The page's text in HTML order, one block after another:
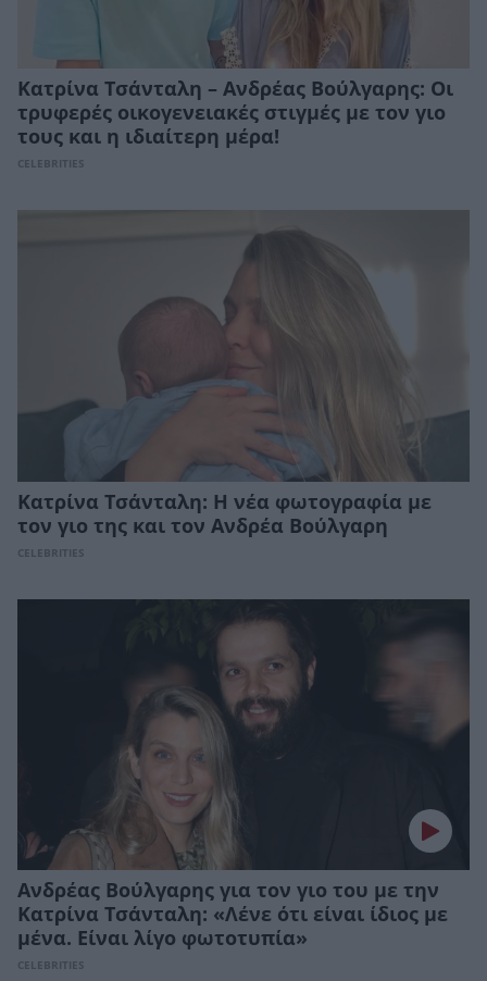
Κατρίνα Τσάνταλη – Ανδρέας Βούλγαρης: Οι
τρυφερές οικογενειακές στιγμές με τον γιο
τους και η ιδιαίτερη μέρα!
CELEBRITIES
Κατρίνα Τσάνταλη: Η νέα φωτογραφία με
τον γιο της και τον Ανδρέα Βούλγαρη
CELEBRITIES
Ανδρέας Βούλγαρης για τον γιο του με την
Κατρίνα Τσάνταλη: «Λένε ότι είναι ίδιος με
μένα. Είναι λίγο φωτοτυπία»
CELEBRITIES